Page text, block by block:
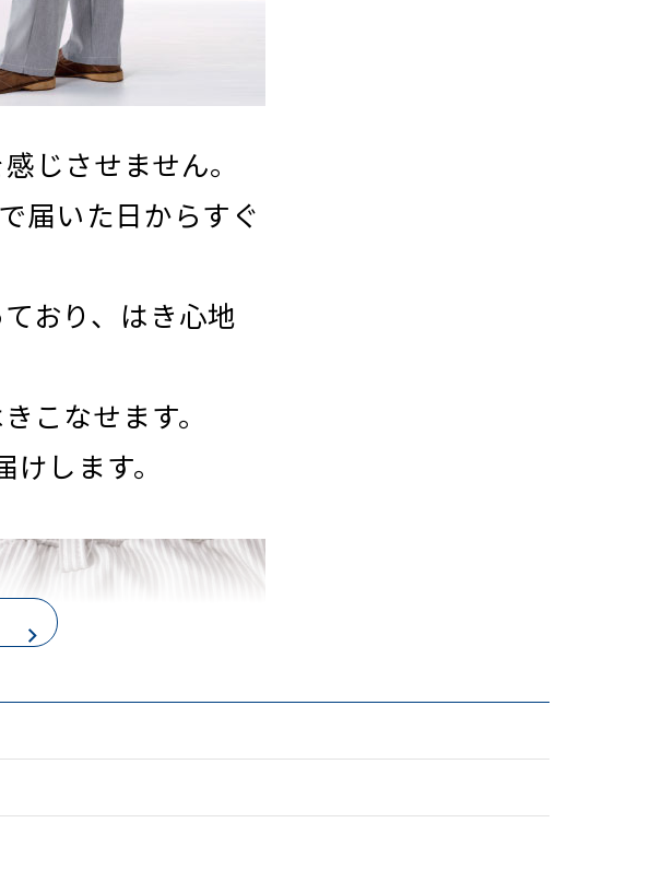
じさせません。
届いた日からすぐ
おり、はき心地
こなせます。
します。